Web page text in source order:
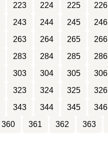
223 224 225 226
243 244 245 246
263 264 265 266
283 284 285 286
303 304 305 306
323 324 325 326
343 344 345 346
360 361 362 363